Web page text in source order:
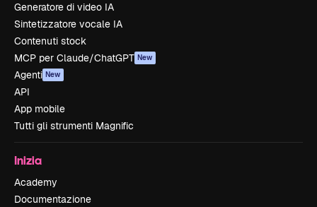
Generatore di video IA
Sintetizzatore vocale IA
Contenuti stock
MCP per Claude/ChatGPT New
Agenti New
API
App mobile
Tutti gli strumenti Magnific
Inizia
Academy
Documentazione